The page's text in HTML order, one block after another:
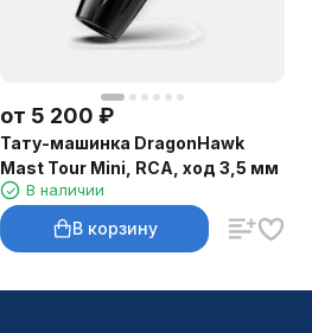
от 5 200 ₽
Тату-машинка DragonHawk
Mast Tour Mini, RCA, ход 3,5 мм
В наличии
В корзину